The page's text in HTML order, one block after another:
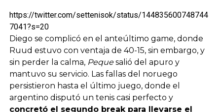
https://twitter.com/settenisok/status/144835600748744
7041?s=20
Diego se complicó en el anteúltimo game, donde
Ruud estuvo con ventaja de 40-15, sin embargo, y
sin perder la calma, Pequesalió del apuro y
mantuvo su servicio. Las fallas del noruego
persistieron hasta el último juego, donde el
argentino disputó un tenis casi perfecto y
concretó el segundo break para llevarse el